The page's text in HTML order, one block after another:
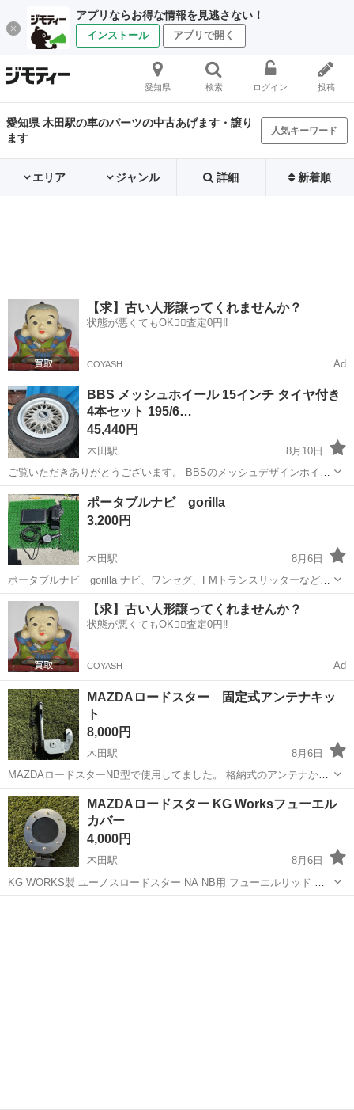
アプリならお得な情報を見逃さない！
インストール アプリで開く
愛知県 検索 ログイン 投稿
愛知県 木田駅の車のパーツの中古あげます・譲り
ます
人気キーワード
エリア ジャンル 詳細 新着順
【求】古い人形譲ってくれませんか？
状態が悪くてもOK🙆‍♀️査定0円‼️
COYASH Ad
BBS メッシュホイール 15インチ タイヤ付き
4本セット 195/6…
45,440円
木田駅
8月10日
ご覧いただきありがとうございます。 BBSのメッシュデザインホイー
ル、タイヤ付き4本セットになります。 BBSならではの高い品質とデ
ザイン性が魅力のホイールです。 センターキャップ付きで、見た目に
も存在感があります。 ...
愛知 あま市 木田駅 タイヤ、ホイール
ポータブルナビ gorilla
3,200円
木田駅
8月6日
ポータブルナビ gorilla ナビ、ワンセグ、FMトランスリッターなどの
機能があります。 取り外し直前までは動作確認済み。 バッテリーは付
いてますが、使えないです。 使用時は車用として使っていました。 シ
ュガーソケット...
愛知 津島市 木田駅 カーナビ、テレビ
【求】古い人形譲ってくれませんか？
状態が悪くてもOK🙆‍♀️査定0円‼️
COYASH Ad
MAZDAロードスター 固定式アンテナキッ
ト
8,000円
木田駅
8月6日
MAZDAロードスターNB型で使用してました。 格納式のアンテナから
固定式に変えれるキットです。 ベースごと交換して配線を取り付け買
えるだけで出来ます。 アンテナ部分はリアスポイラーを着けていた
為、接触回避する為に少し曲...
愛知 津島市 カーオーディオ
MAZDAロードスター KG Worksフューエル
カバー
4,000円
木田駅
8月6日
KG WORKS製 ユーノスロードスター NA NB用 フューエルリッド カ
バー 写真の通り使用感はありますが、状態は比較的キレイだと思いま